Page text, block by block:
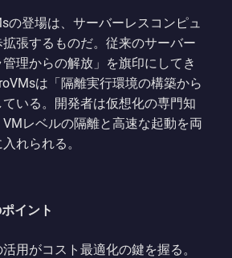
の登場は、サーバーレスコンピュ
張するものだ。従来のサーバー
理からの解放」を旗印にしてき
は「隔離実行環境の構築から
いる。開発者は仮想化の専門知
レベルの隔離と高速な起動を両
れられる。
イント
用がコスト最適化の鍵を握る。